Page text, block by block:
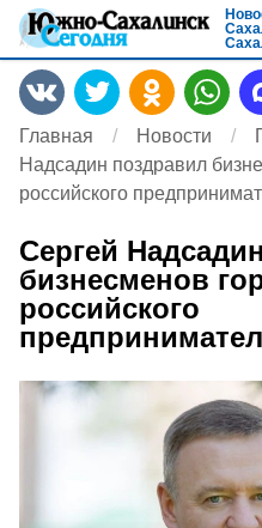
Главная Новости
Надсадин поздравил
российского
Сергей
бизнесменов
российского